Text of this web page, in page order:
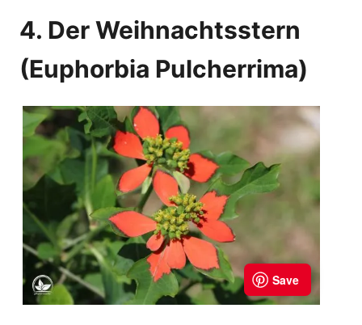
4. Der Weihnachtsstern
(Euphorbia Pulcherrima)